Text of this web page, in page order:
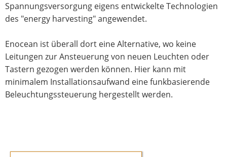
Spannungsversorgung eigens entwickelte Technologien
des "energy harvesting" angewendet.
Enocean ist überall dort eine Alternative, wo keine
Leitungen zur Ansteuerung von neuen Leuchten oder
Tastern gezogen werden können. Hier kann mit
minimalem Installationsaufwand eine funkbasierende
Beleuchtungssteuerung hergestellt werden.